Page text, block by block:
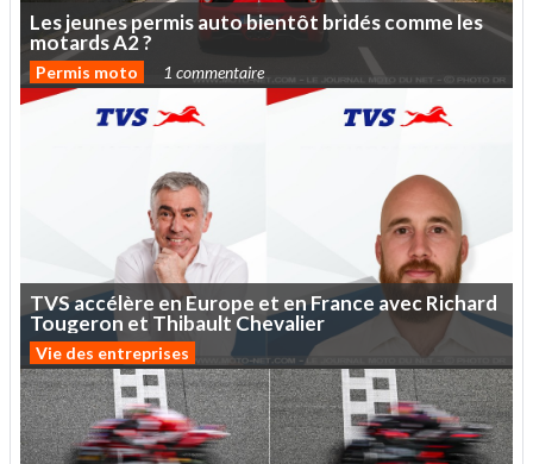
Lesjeunespermisautobientôt bridéscommeles
motardsA2?
Permis moto 1 commentaire
TVSaccélère enEurope et enFrance avecRichard
Tougeron et Thibault Chevalier
Vie des entreprises